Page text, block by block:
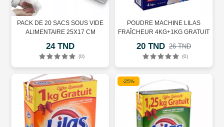
PACK DE 20 SACS SOUS VIDE
ALIMENTAIRE 25X17 CM
24 TND
(0)
POUDRE MACHINE LILAS
FRAÎCHEUR 4KG+1KG GRATUIT
20 TND 26 TND
(0)
-25%